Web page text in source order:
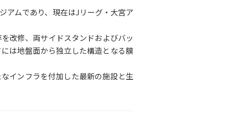
アムであり、現在はJリーグ・大宮ア
改修、両サイドスタンドおよびバッ
は地盤面から独立した構造となる膜
インフラを付加した最新の施設と生